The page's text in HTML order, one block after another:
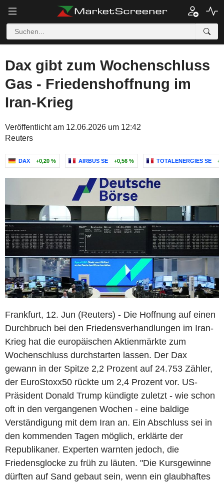
Dax gibt zum Wochenschluss
Gas - Friedenshoffnung im
Iran-Krieg
Veröffentlicht am 12.06.2026 um 12:42
Reuters
DAX +0,20 % AIRBUS SE +0,56 % TOTALENERGIES SE
Frankfurt, 12. Jun (Reuters) - Die Hoffnung auf einen
Durchbruch bei den Friedensverhandlungen im Iran-
Krieg hat die europäischen Aktienmärkte zum
Wochenschluss durchstarten lassen. Der Dax
gewann in der Spitze 2,2 Prozent auf 24.753 Zähler,
der EuroStoxx50 rückte um 2,4 Prozent vor. US-
Präsident Donald Trump kündigte zuletzt - wie schon
oft in den vergangenen Wochen - eine baldige
Verständigung mit dem Iran an. Ein Abschluss sei in
den kommenden Tagen möglich, erklärte der
Republikaner. Experten warnten jedoch, die
Friedensglocke zu früh zu läuten. "Die Kursgewinne
dürften auf Sand gebaut sein, wenn ein glaubhaftes